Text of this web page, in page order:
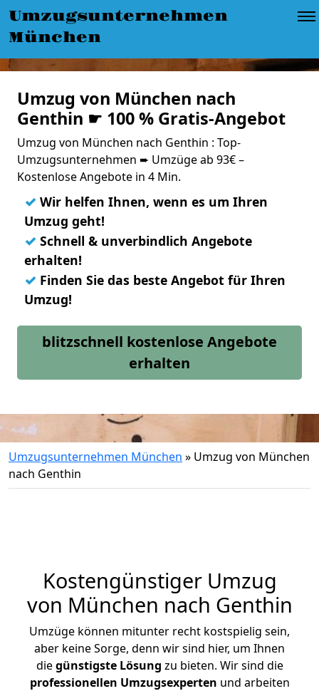
Umzugsunternehmen
München
Umzug von München nach
Genthin ☛ 100 % Gratis-Angebot
Umzug von München nach Genthin : Top-
Umzugsunternehmen ➨ Umzüge ab 93€ –
Kostenlose Angebote in 4 Min.
✓ Wir helfen Ihnen, wenn es um Ihren
Umzug geht!
✓ Schnell & unverbindlich Angebote
erhalten!
✓ Finden Sie das beste Angebot für Ihren
Umzug!
blitzschnell kostenlose Angebote
erhalten
Umzugsunternehmen München » Umzug von München
nach Genthin
Kostengünstiger Umzug
von München nach Genthin
Umzüge können mitunter recht kostspielig sein,
aber keine Sorge, denn wir sind hier, um Ihnen
diegünstigste Lösung zu bieten. Wir sind die
professionellen Umzugsexperten und arbeiten